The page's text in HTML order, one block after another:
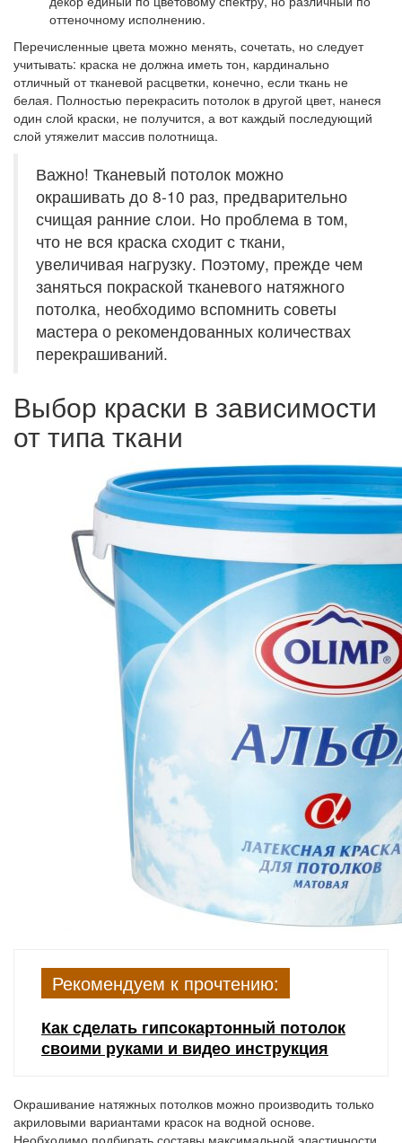
оттеночному исполнению.
Перечисленные цвета можно менять, сочетать, но следует
учитывать: краска не должна иметь тон, кардинально
отличный от тканевой расцветки, конечно, если ткань не
белая. Полностью перекрасить потолок в другой цвет, нанеся
один слой краски, не получится, а вот каждый последующий
слой утяжелит массив полотнища.
Важно! Тканевый потолок можно
окрашивать до 8-10 раз, предварительно
счищая ранние слои. Но проблема в том,
что не вся краска сходит с ткани,
увеличивая нагрузку. Поэтому, прежде чем
заняться покраской тканевого натяжного
потолка, необходимо вспомнить советы
мастера о рекомендованных количествах
перекрашиваний.
Выбор краски в зависимости
от типа ткани
Рекомендуем к прочтению:
Как сделать гипсокартонный потолок
своими руками и видео инструкция
Окрашивание натяжных потолков можно производить только
акриловыми вариантами красок на водной основе.
Необходимо подбирать составы максимальной эластичности